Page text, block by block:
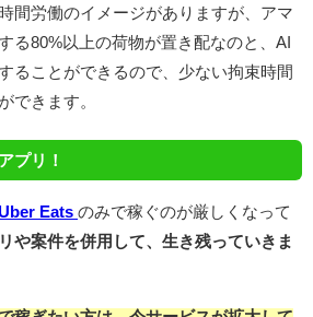
間労働のイメージがありますが、アマ
る80%以上の荷物が置き配なのと、AI
ることができるので、少ない拘束時間
できます。
プリ！
Eats のみで稼ぐのが厳しくなって
や案件を併用して、生き残っていきま